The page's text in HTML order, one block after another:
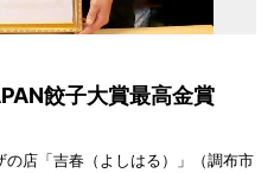
餃子大賞最高金賞
店「吉春（よしはる）」（調布市